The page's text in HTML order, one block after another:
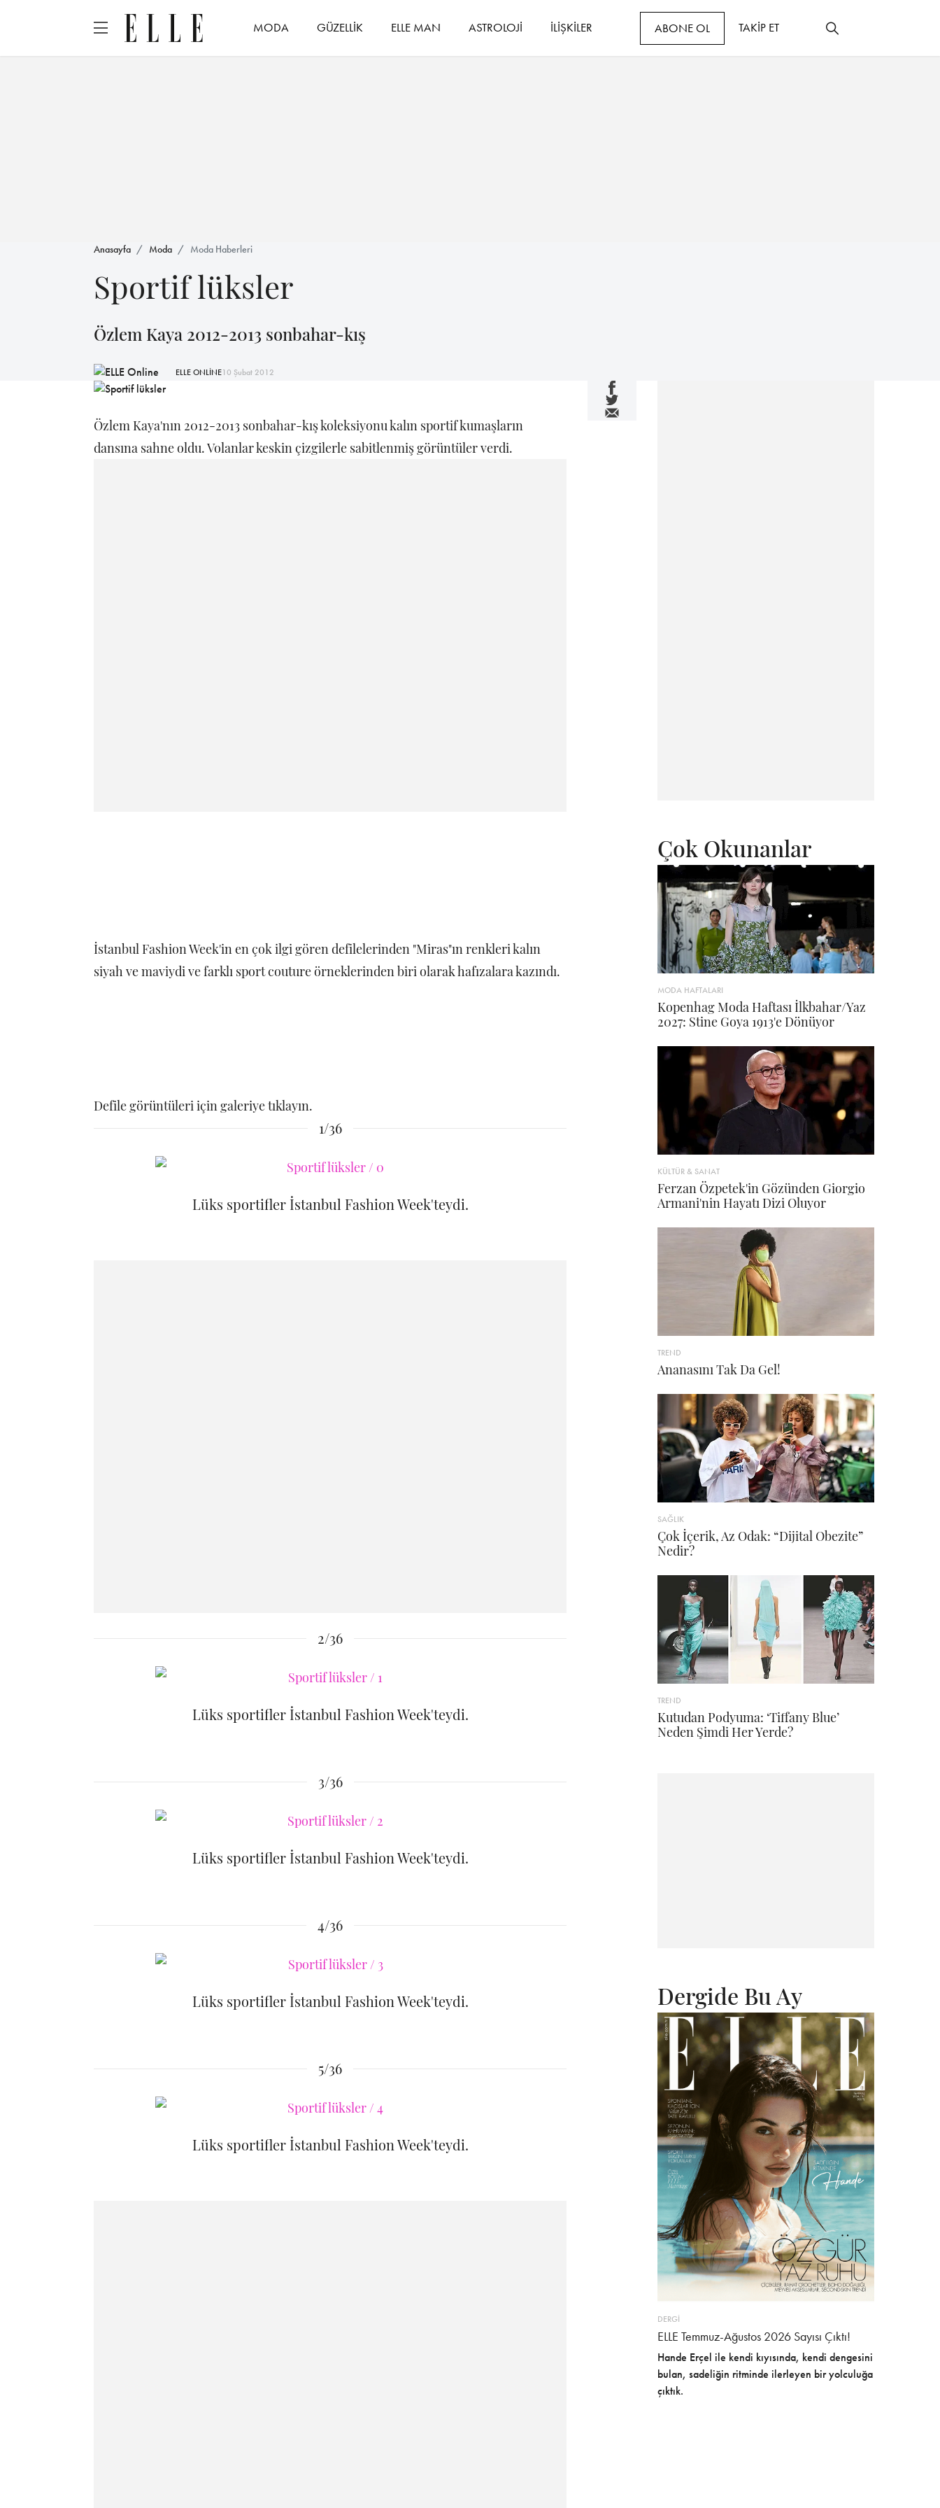
MODA GÜZELLİK ELLE MAN ASTROLOJİ İLİŞKİLER ABONE OL TAKİP ET
Anasayfa Moda Moda Haberleri
Sportif lüksler
Özlem Kaya 2012-2013 sonbahar-kış
ELLE ONLİNE10 Şubat 2012
Özlem Kaya'nın 2012-2013 sonbahar-kış koleksiyonu kalın sportif kumaşların
dansına sahne oldu. Volanlar keskin çizgilerle sabitlenmiş görüntüler verdi.
İstanbul Fashion Week'in en çok ilgi gören defilelerinden "Miras"ın renkleri kalın
siyah ve maviydi ve farklı sport couture örneklerinden biri olarak hafızalara kazındı.
Defile görüntüleri için galeriye tıklayın.
1/36
Lüks sportifler İstanbul Fashion Week'teydi.
2/36
Lüks sportifler İstanbul Fashion Week'teydi.
3/36
Lüks sportifler İstanbul Fashion Week'teydi.
4/36
Lüks sportifler İstanbul Fashion Week'teydi.
5/36
Lüks sportifler İstanbul Fashion Week'teydi.
Çok Okunanlar
MODA HAFTALARI
Kopenhag Moda Haftası İlkbahar/Yaz
2027: Stine Goya 1913'e Dönüyor
KÜLTÜR & SANAT
Ferzan Özpetek'in Gözünden Giorgio
Armani'nin Hayatı Dizi Oluyor
TREND
Ananasını Tak Da Gel!
SAĞLIK
Çok İçerik, Az Odak: “Dijital Obezite”
Nedir?
TREND
Kutudan Podyuma: ‘Tiffany Blue’
Neden Şimdi Her Yerde?
Dergide Bu Ay
DERGİ
ELLE Temmuz-Ağustos 2026 Sayısı Çıktı!
Hande Erçel ile kendi kıyısında, kendi dengesini
bulan, sadeliğin ritminde ilerleyen bir yolculuğa
çıktık.